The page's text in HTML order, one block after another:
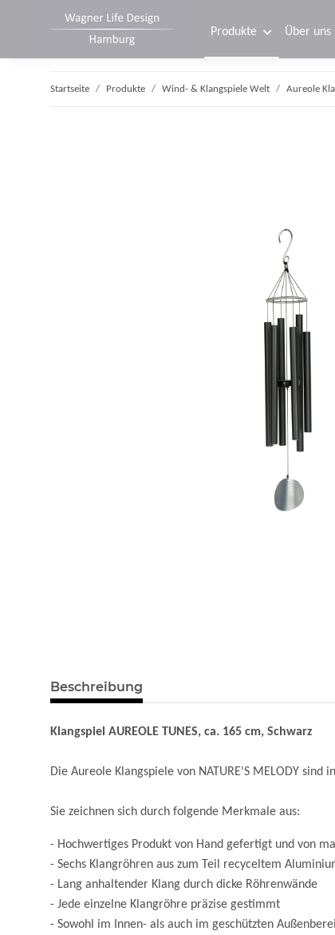
Produkte Über uns
Startseite Produkte Wind- & Klangspiele Welt Aureole
Beschreibung
Klangspiel AUREOLE TUNES, ca. 165 cm, Schwarz
Die Aureole Klangspiele von NATURE'S MELODY
Sie zeichnen sich durch folgende Merkmale aus:
- Hochwertiges Produkt von Hand gefertigt und von
- Sechs Klangröhren aus zum Teil recyceltem
- Lang anhaltender Klang durch dicke Röhrenwände
- Jede einzelne Klangröhre präzise gestimmt
- Sowohl im Innen- als auch im geschützten